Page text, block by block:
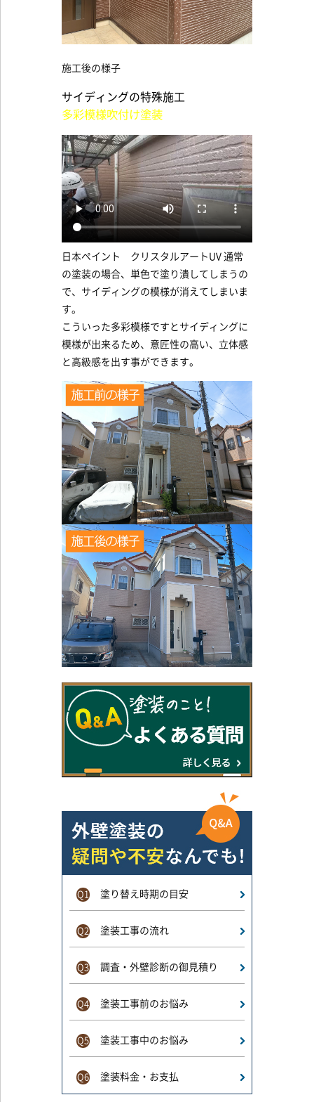
施工後の様子
サイディングの特殊施工
多彩模様吹付け塗装
日本ペイント クリスタルアートUV 通常
の塗装の場合、単色で塗り潰してしまうの
で、サイディングの模様が消えてしまいま
す。
こういった多彩模様ですとサイディングに
模様が出来るため、意匠性の高い、立体感
と高級感を出す事ができます。
Q1 塗り替え時期の目安
Q2 塗装工事の流れ
Q3 調査・外壁診断の御見積り
Q4 塗装工事前のお悩み
Q5 塗装工事中のお悩み
Q6 塗装料金・お支払